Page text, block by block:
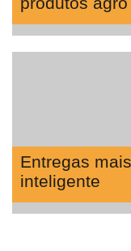
Entregas
inteligente